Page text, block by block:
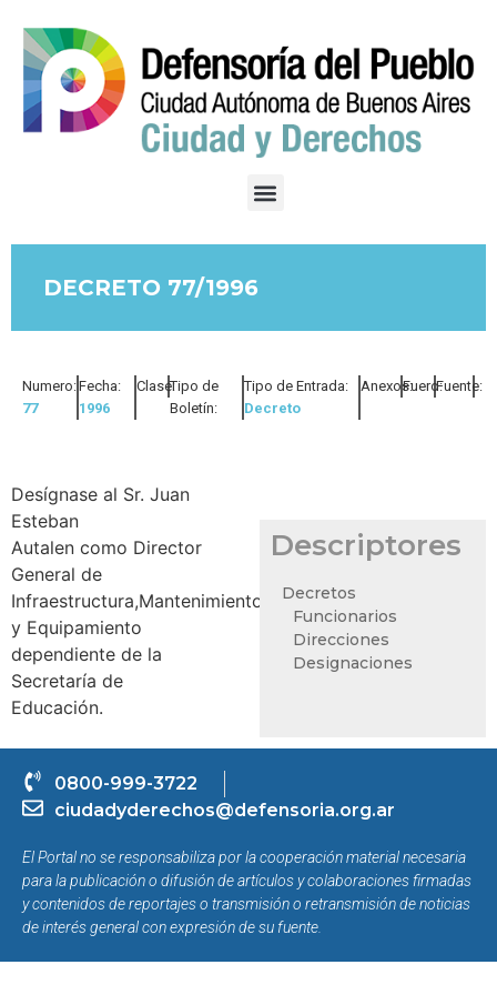
DECRETO 77/1996
Numero:
77
Fecha:
1996
Clase:Tipo de
Boletín:
Tipo de Entrada:
Decreto
Anexos:Fuero:Fuente:
Desígnase al Sr. Juan
Esteban
Autalen como Director
General de
Infraestructura,Mantenimiento
y Equipamiento
dependiente de la
Secretaría de
Educación.
Descriptores
Decretos
Funcionarios
Direcciones
Designaciones
0800-999-3722
ciudadyderechos@defensoria.org.ar
El Portal no se responsabiliza por la cooperación material necesaria
para la publicación o difusión de artículos y colaboraciones firmadas
y contenidos de reportajes o transmisión o retransmisión de noticias
de interés general con expresión de su fuente.